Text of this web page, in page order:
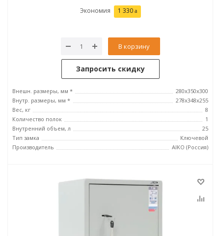
Экономия 1 330
В корзину
Запросить скидку
Внешн. размеры, мм *
280x350x300
Внутр. размеры, мм *
278x348x255
Вес, кг
8
Количество полок
1
Внутренний объем, л
25
Тип замка
Ключевой
Производитель
AIKO (Россия)